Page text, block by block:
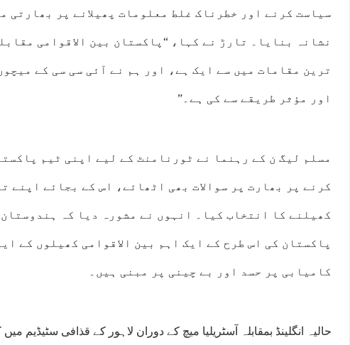
سیاست کرنے اور خطرناک غلط معلومات پھیلانے پر بھارتی
نشانہ بنایا۔ تارڑ نے کہا، “پاکستان بین الاقوامی
ترین مقامات میں سے ایک ہے، اور ہم نے آئی سی سی کے
اور مؤثر طریقے سے کی ہے۔”
مسلم لیگ ن کے رہنما نے ٹورنامنٹ کے لیے اپنی ٹیم
کرنے پر بھارت پر سوالات بھی اٹھائے، اس کے بجائے اپنے
کھیلنے کا انتخاب کیا۔ انہوں نے مشورہ دیا کہ
پاکستان کی اس طرح کے ایک اہم بین الاقوامی کھیلوں کے
کامیابی پر حسد اور بے چینی پر مبنی ہیں۔
حالیہ انگلینڈ بمقابلہ آسٹریلیا میچ کے دوران لاہور کے قذافی سٹیڈیم
30°C 30°C 31°C
14:00
31°C 30°C 28°C 27°C